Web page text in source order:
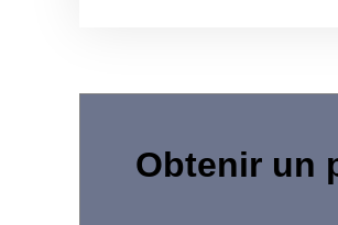
Obtenir un